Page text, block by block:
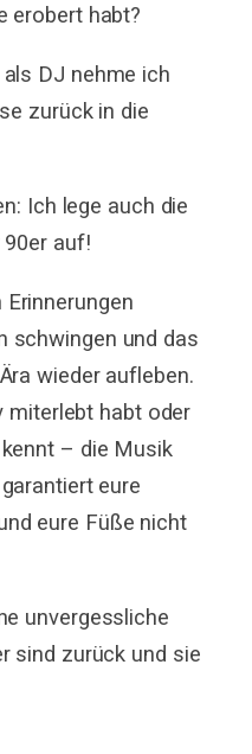
erobert habt?
DJ nehme ich
zurück in die
Ich lege auch die
90er auf!
schwingen und das
wieder aufleben.
miterlebt habt oder
– die Musik
eure
eure Füße nicht
unvergessliche
sind zurück und sie